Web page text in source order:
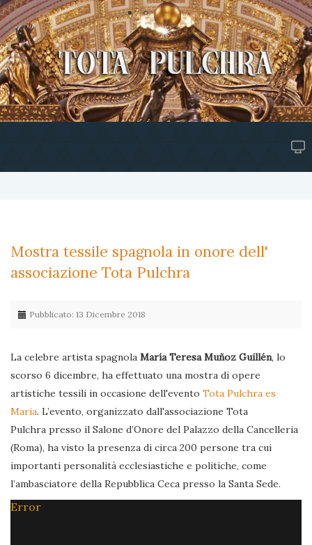
Mostra tessile spagnola in onore dell'
associazione Tota Pulchra
Pubblicato: 13 Dicembre 2018
La celebre artista spagnola María Teresa Muñoz Guillén, lo
scorso 6 dicembre, ha effettuato una mostra di opere
artistiche tessili in occasione dell'evento Tota Pulchra es
Maria. L’evento, organizzato dall'associazione Tota
Pulchra presso il Salone d’Onore del Palazzo della Cancelleria
(Roma), ha visto la presenza di circa 200 persone tra cui
importanti personalità ecclesiastiche e politiche, come
l’ambasciatore della Repubblica Ceca presso la Santa Sede.
Error